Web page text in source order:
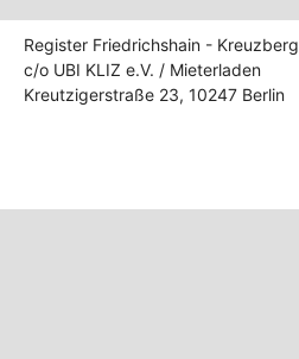
Register Friedrichshain - Kreuzberg
c/o UBI KLIZ e.V. / Mieterladen
Kreutzigerstraße 23, 10247 Berlin